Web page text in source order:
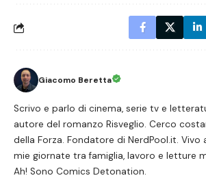
Giacomo Beretta
Scrivo e parlo di cinema, serie tv e
autore del romanzo Risveglio. Cerco
della Forza. Fondatore di NerdPool.it. Vivo
mie giornate tra famiglia, lavoro e letture
Ah! Sono Comics Detonation.